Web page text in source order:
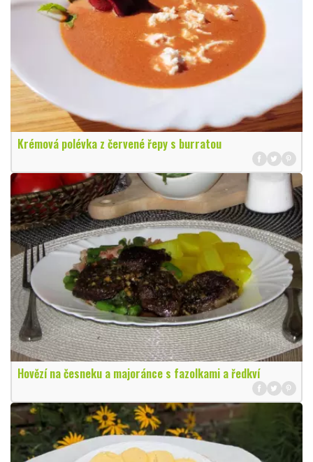
Krémová polévka z červené řepy s burratou
Hovězí na česneku a majoránce s fazolkami a ředkví